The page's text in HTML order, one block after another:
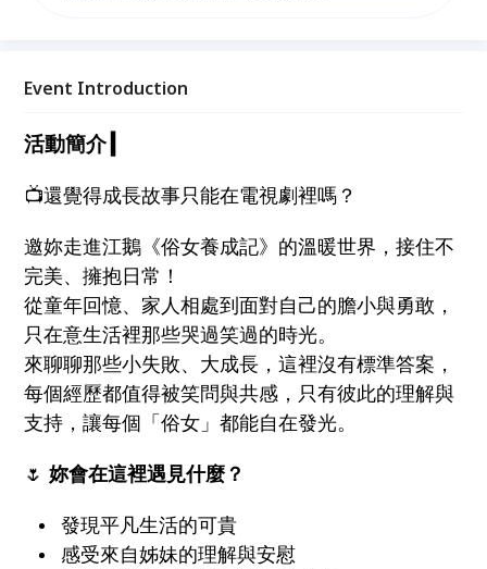
Event Introduction
活動簡介
📺還覺得成長故事只能在電視劇裡嗎？
邀妳走進江鵝《俗女養成記》的溫暖世界，接住不
完美、擁抱日常！
從童年回憶、家人相處到面對自己的膽小與勇敢，
只在意生活裡那些哭過笑過的時光。
來聊聊那些小失敗、大成長，這裡沒有標準答案，
每個經歷都值得被笑問與共感，只有彼此的理解與
支持，讓每個「俗女」都能自在發光。
🌷妳會在這裡遇見什麼？
發現平凡生活的可貴
感受來自姊妹的理解與安慰